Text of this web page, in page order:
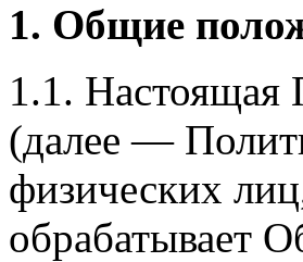
1. Общие
1.1. Настоящая
(далее —
физических
обрабатывает